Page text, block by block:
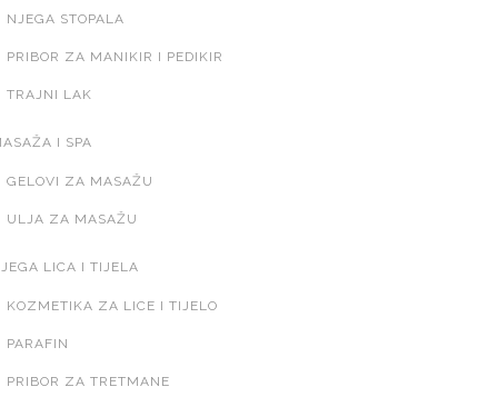
NJEGA STOPALA
PRIBOR ZA MANIKIR I PEDIKIR
TRAJNI LAK
I SPA
GELOVI ZA MASAŽU
ULJA ZA MASAŽU
LICA I TIJELA
KOZMETIKA ZA LICE I TIJELO
PARAFIN
PRIBOR ZA TRETMANE